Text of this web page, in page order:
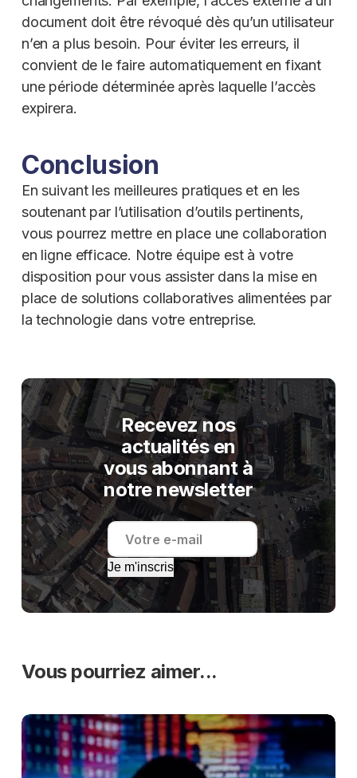
document doit être révoqué dès qu’un utilisateur
n’en a plus besoin. Pour éviter les erreurs, il
convient de le faire automatiquement en fixant
une période déterminée après laquelle l’accès
expirera.
Conclusion
En suivant les meilleures pratiques et en les
soutenant par l’utilisation d’outils pertinents,
vous pourrez mettre en place une collaboration
en ligne efficace. Notre équipe est à votre
disposition pour vous assister dans la mise en
place de solutions collaboratives alimentées par
la technologie dans votre entreprise.
Recevez nos
actualités en
vous abonnant à
notre newsletter
Je m'inscris
Vous pourriez aimer...